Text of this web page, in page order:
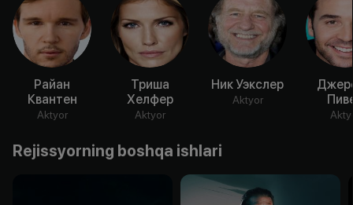
Райан
Квантен
Aktyor
Триша
Хелфер
Aktyor
Ник Уэкслер
Aktyor
Rejissyorning boshqa ishlari